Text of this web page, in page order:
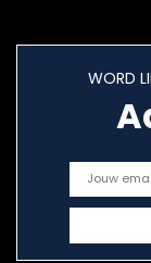
WORD